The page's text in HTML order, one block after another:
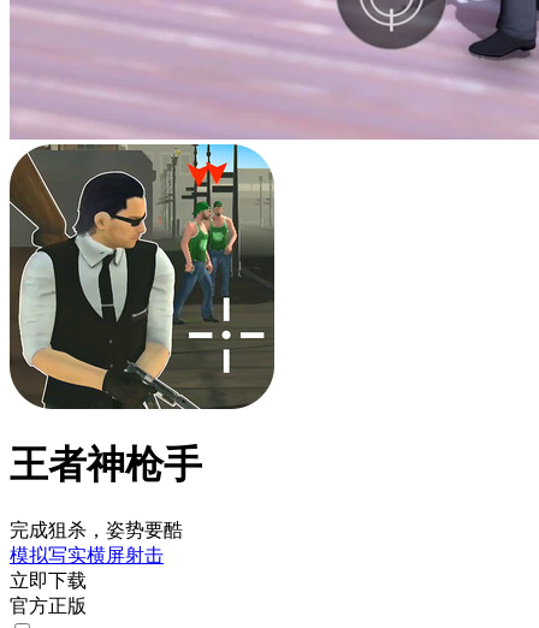
王者神枪手
完成狙杀，姿势要酷
模拟写实横屏射击
立即下载
官方正版